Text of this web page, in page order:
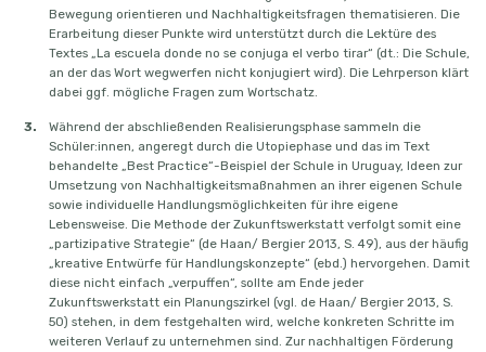
Bewegung orientieren und Nachhaltigkeitsfragen thematisieren. Die
Erarbeitung dieser Punkte wird unterstützt durch die Lektüre des
Textes „La escuela donde no se conjuga el verbo tirar“ (dt.: Die Schule,
an der das Wort wegwerfen nicht konjugiert wird). Die Lehrperson klärt
dabei ggf. mögliche Fragen zum Wortschatz.
Während der abschließenden Realisierungsphase sammeln die
Schüler:innen, angeregt durch die Utopiephase und das im Text
behandelte „Best Practice“-Beispiel der Schule in Uruguay, Ideen zur
Umsetzung von Nachhaltigkeitsmaßnahmen an ihrer eigenen Schule
sowie individuelle Handlungsmöglichkeiten für ihre eigene
Lebensweise. Die Methode der Zukunftswerkstatt verfolgt somit eine
„partizipative Strategie“ (de Haan/ Bergier 2013, S. 49), aus der häufig
„kreative Entwürfe für Handlungskonzepte“ (ebd.) hervorgehen. Damit
diese nicht einfach „verpuffen“, sollte am Ende jeder
Zukunftswerkstatt ein Planungszirkel (vgl. de Haan/ Bergier 2013, S.
50) stehen, in dem festgehalten wird, welche konkreten Schritte im
weiteren Verlauf zu unternehmen sind. Zur nachhaltigen Förderung